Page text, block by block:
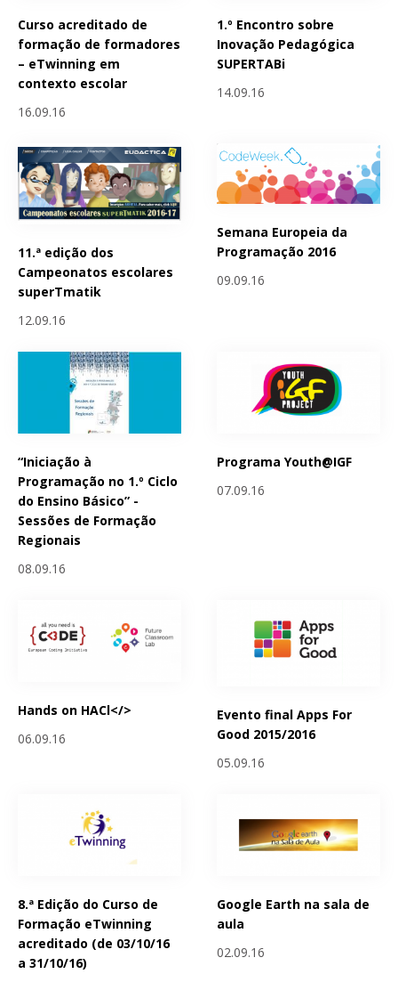
Curso acreditado de
formação de formadores
– eTwinning em
contexto escolar
16.09.16
1.º Encontro sobre
Inovação Pedagógica
SUPERTABi
14.09.16
11.ª edição dos
Campeonatos escolares
superTmatik
12.09.16
Semana Europeia da
Programação 2016
09.09.16
“Iniciação à
Programação no 1.º Ciclo
do Ensino Básico” -
Sessões de Formação
Regionais
08.09.16
Programa Youth@IGF
07.09.16
Hands on HACl</>
06.09.16
Evento final Apps For
Good 2015/2016
05.09.16
8.ª Edição do Curso de
Formação eTwinning
acreditado (de 03/10/16
a 31/10/16)
Google Earth na sala de
aula
02.09.16